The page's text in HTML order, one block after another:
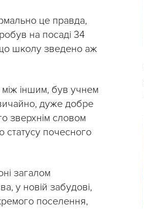
це правда,
на посаді 34
школу зведено аж
іншим, був учнем
дуже добре
зверхнім словом
статусу почесного
загалом
у новій забудові,
поселення,